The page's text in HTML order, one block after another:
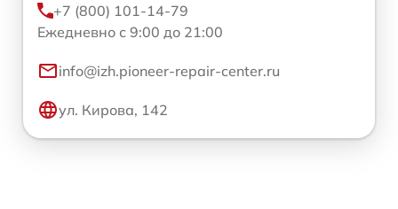
+7 (800) 101-14-79
Ежедневно с 9:00 до 21:00
info@izh.pioneer-repair-center.ru
ул. Кирова, 142